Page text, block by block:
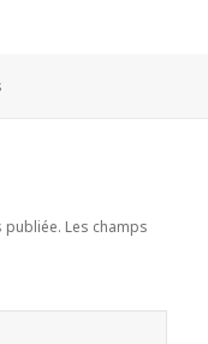
publiée. Les champs